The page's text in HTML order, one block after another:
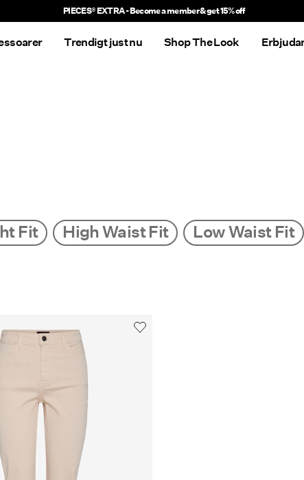
PIECES® EXTRA - Become a member & get 15% off
Trendigt just nu Shop The Look
Fit High Waist Fit Low Waist Fit